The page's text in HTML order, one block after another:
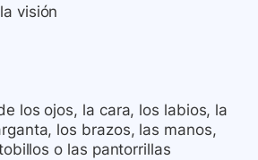
visión
los ojos, la cara, los labios, la
los brazos, las manos,
o las pantorrillas